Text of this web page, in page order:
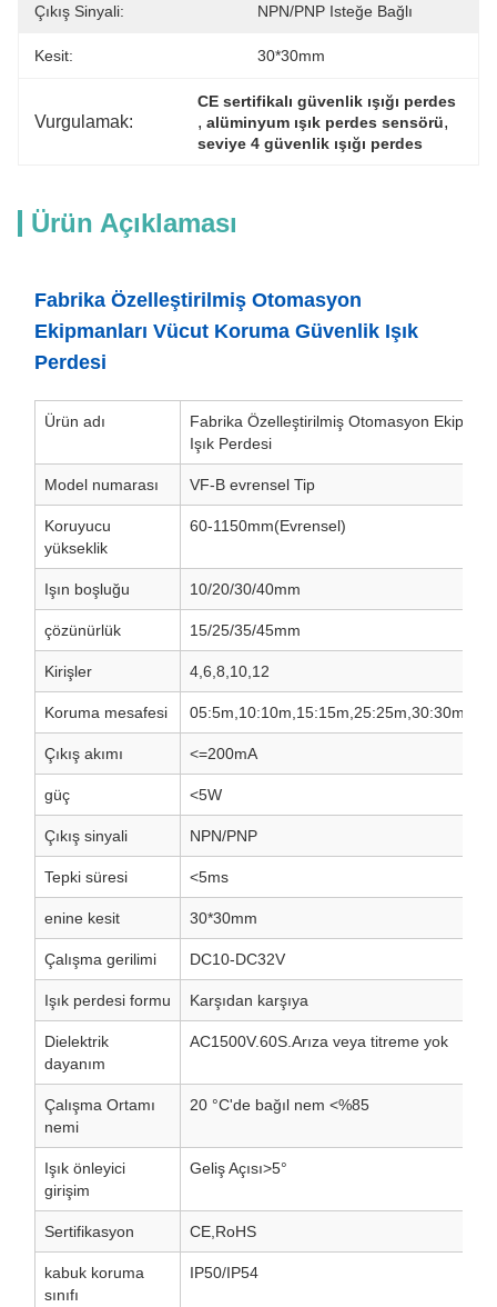
Çıkış Sinyali: NPN/PNP Isteğe Bağlı
Kesit: 30*30mm
Vurgulamak:
CE sertifikalı güvenlik ışığı perdes
, alüminyum ışık perdes sensörü,
seviye 4 güvenlik ışığı perdes
Ürün Açıklaması
Fabrika Özelleştirilmiş Otomasyon
Ekipmanları Vücut Koruma Güvenlik Işık
Perdesi
Ürün adı
Fabrika Özelleştirilmiş Otomasyon
Işık Perdesi
Model numarası VF-B evrensel Tip
Koruyucu
yükseklik
60-1150mm(Evrensel)
Işın boşluğu 10/20/30/40mm
çözünürlük 15/25/35/45mm
Kirişler 4,6,8,10,12
Koruma mesafesi 05:5m,10:10m,15:15m,25:25m,30:30m
Çıkış akımı <=200mA
güç <5W
Çıkış sinyali NPN/PNP
Tepki süresi <5ms
enine kesit 30*30mm
Çalışma gerilimi DC10-DC32V
Işık perdesi formu Karşıdan karşıya
Dielektrik
dayanım
AC1500V.60S.Arıza veya titreme yok
Çalışma Ortamı
nemi
20 °C'de bağıl nem <%85
Işık önleyici
girişim
Geliş Açısı>5°
Sertifikasyon CE,RoHS
kabuk koruma
sınıfı
IP50/IP54